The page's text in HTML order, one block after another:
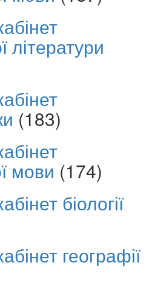
літератури
(183)
мови (174)
біології
географії